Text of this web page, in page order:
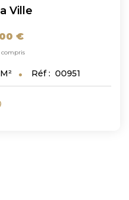
Ville
€
compris
M² Réf : 00951